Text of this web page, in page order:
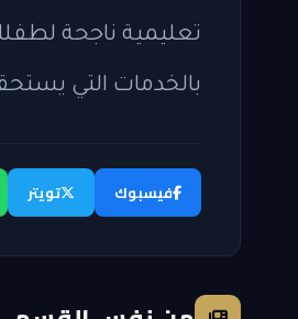
تعليمية ناجحة
بالخدمات التي
فيسبوك تويتر